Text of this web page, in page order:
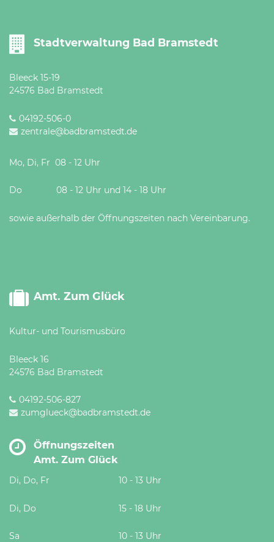
Vereinbarung.
Stadtverwaltung Bad Bramstedt
Bleeck 15-19
24576 Bad Bramstedt
04192-506-0
zentrale@badbramstedt.de
Mo, Di, Fr 08 - 12 Uhr
Do 08 - 12 Uhr und 14 - 18 Uhr
sowie außerhalb der Öffnungszeiten nach Vereinbarung.
Amt. Zum Glück
Kultur- und Tourismusbüro
Bleeck 16
24576 Bad Bramstedt
04192-506-827
zumglueck@badbramstedt.de
Öffnungszeiten
Amt. Zum Glück
Di, Do, Fr 10 - 13 Uhr
Di, Do 15 - 18 Uhr
Sa
10 - 13 Uhr